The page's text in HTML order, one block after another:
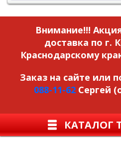
Внимание!!!
доставка по г.
Краснодарскому
Заказ на сайте или
088-11-62 Сергей
КАТАЛОГ